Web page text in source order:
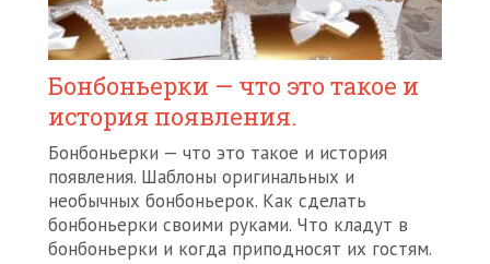
Бонбоньерки — что это такое и
история появления.
Бонбоньерки — что это такое и история
появления. Шаблоны оригинальных и
необычных бонбоньерок. Как сделать
бонбоньерки своими руками. Что кладут в
бонбоньерки и когда приподносят их гостям.